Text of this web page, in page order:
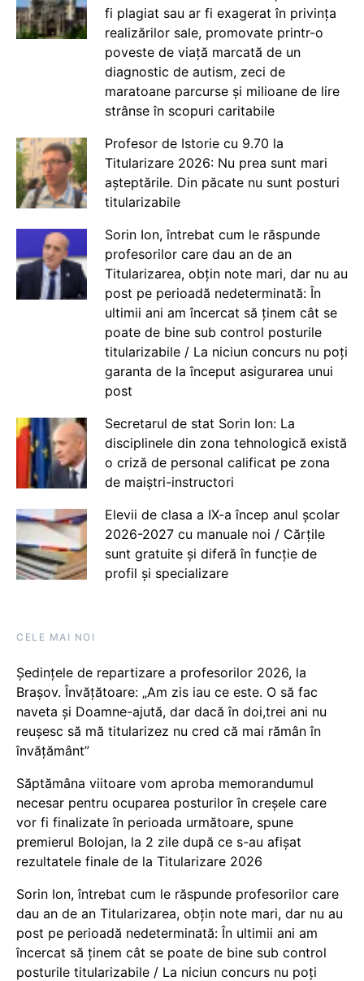
fi plagiat sau ar fi exagerat în privința
realizărilor sale, promovate printr-o
poveste de viață marcată de un
diagnostic de autism, zeci de
maratoane parcurse și milioane de lire
strânse în scopuri caritabile
Profesor de Istorie cu 9.70 la
Titularizare 2026: Nu prea sunt mari
așteptările. Din păcate nu sunt posturi
titularizabile
Sorin Ion, întrebat cum le răspunde
profesorilor care dau an de an
Titularizarea, obțin note mari, dar nu au
post pe perioadă nedeterminată: În
ultimii ani am încercat să ținem cât se
poate de bine sub control posturile
titularizabile / La niciun concurs nu poți
garanta de la început asigurarea unui
post
Secretarul de stat Sorin Ion: La
disciplinele din zona tehnologică există
o criză de personal calificat pe zona
de maiștri-instructori
Elevii de clasa a IX-a încep anul școlar
2026-2027 cu manuale noi / Cărțile
sunt gratuite și diferă în funcție de
profil și specializare
CELE MAI NOI
Ședințele de repartizare a profesorilor 2026, la
Brașov. Învățătoare: „Am zis iau ce este. O să fac
naveta și Doamne-ajută, dar dacă în doi,trei ani nu
reușesc să mă titularizez nu cred că mai rămân în
învățământ”
Săptămâna viitoare vom aproba memorandumul
necesar pentru ocuparea posturilor în creșele care
vor fi finalizate în perioada următoare, spune
premierul Bolojan, la 2 zile după ce s-au afișat
rezultatele finale de la Titularizare 2026
Sorin Ion, întrebat cum le răspunde profesorilor care
dau an de an Titularizarea, obțin note mari, dar nu au
post pe perioadă nedeterminată: În ultimii ani am
încercat să ținem cât se poate de bine sub control
posturile titularizabile / La niciun concurs nu poți